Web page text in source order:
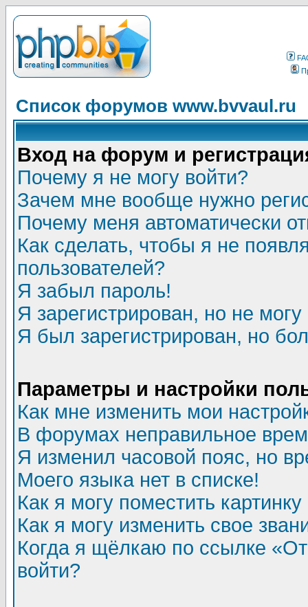
Список форумов www.bvvaul.ru
Вход на форум и
Почему я не могу войти?
Зачем мне вообще нужно
Почему меня автоматически
Как сделать, чтобы я не
пользователей?
Я забыл пароль!
Я зарегистрирован, но не могу
Я был зарегистрирован, но
Параметры и настройки
Как мне изменить мои
В форумах неправильное
Я изменил часовой пояс, но
Моего языка нет в списке!
Как я могу поместить
Как я могу изменить свое
Когда я щёлкаю по ссылке
войти?